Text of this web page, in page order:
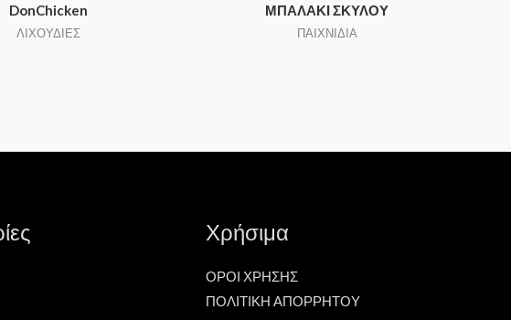
DonChicken
ΛΙΧΟΥΔΙΕΣ
ΜΠΑΛΑΚΙ ΣΚΥΛΟΥ
ΠΑΙΧΝΙΔΙΑ
Χρήσιμα
ΟΡΟΙ ΧΡΗΣΗΣ
ΠΟΛΙΤΙΚΗ ΑΠΟΡΡΗΤΟΥ